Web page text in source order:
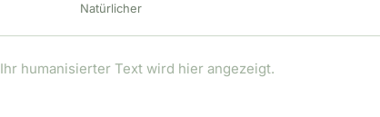
Natürlicher
Ihr humanisierter Text wird hier angezeigt.